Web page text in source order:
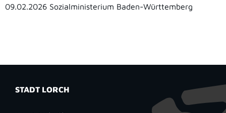
09.02.2026 Sozialministerium Baden-Württemberg
STADT LORCH